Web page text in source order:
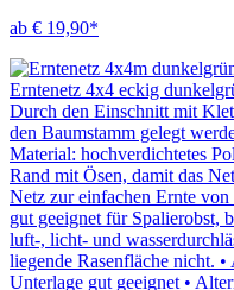
ab € 19,90*
Erntenetz 4x4 eckig
Durch den Einschnitt mit
den Baumstamm gelegt
Material: hochverdichtetes
Rand mit Ösen, damit das
Netz zur einfachen Ernte
gut geeignet für Spalierobst,
luft-, licht- und
liegende Rasenfläche nicht.
Unterlage gut geeignet •